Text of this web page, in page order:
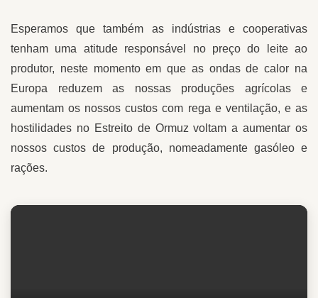
Esperamos que também as indústrias e cooperativas
tenham uma atitude responsável no preço do leite ao
produtor, neste momento em que as ondas de calor na
Europa reduzem as nossas produções agrícolas e
aumentam os nossos custos com rega e ventilação, e as
hostilidades no Estreito de Ormuz voltam a aumentar os
nossos custos de produção, nomeadamente gasóleo e
rações.